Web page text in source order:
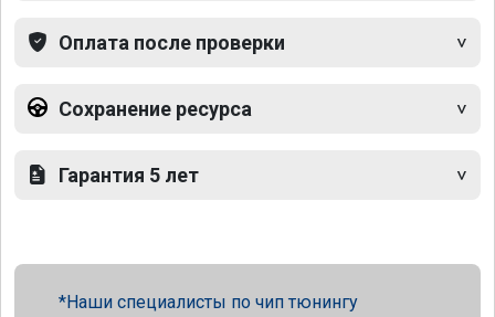
Оплата после проверки
Сохранение ресурса
Гарантия 5 лет
Наши специалисты по чип тюнингу